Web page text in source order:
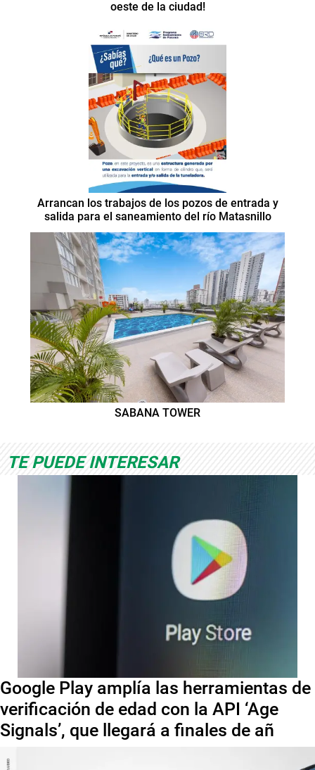
oeste de la ciudad!
Arrancan los trabajos de los pozos de entrada y
salida para el saneamiento del río Matasnillo
SABANA TOWER
TE PUEDE INTERESAR
Google Play amplía las herramientas de
verificación de edad con la API ‘Age
Signals’, que llegará a finales de añ